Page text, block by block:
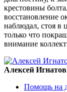
крестовины
восстановление
наблюдал, стоя в
только что
внимание
Алексей Игнатов
Помощь на